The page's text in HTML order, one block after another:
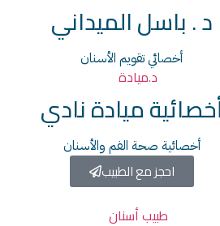
د . باسل الميداني
أخصائي تقويم الأسنان
ميادة نادي
أخصائية صحة الفم والأسنان
احجز مع الطبيب